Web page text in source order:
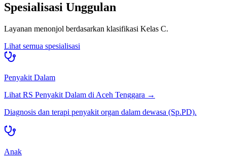
Spesialisasi Unggulan
Layanan menonjol berdasarkan klasifikasi Kelas C.
Lihat semua spesialisasi
Penyakit Dalam
Lihat RS Penyakit Dalam di Aceh Tenggara →
Diagnosis dan terapi penyakit organ dalam dewasa (Sp.PD).
Anak